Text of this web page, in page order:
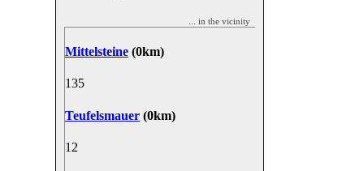
... in the vicinity
Mittelsteine (0km)
135
Teufelsmauer (0km)
1 2